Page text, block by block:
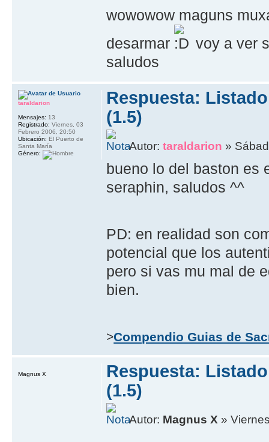
wowowow maguns
desarmar
voy a ver
saludos
Respuesta:
(1.5)
Autor:taraldarion »
bueno lo del baston es
seraphin, saludos ^^
PD: en realidad son
potencial que los
pero si vas mu mal de
bien.
>Compendio Guias de
taraldarion
Mensajes: 13
Registrado: Viernes, 03
Febrero 2006, 20:50
Ubicación: El Puerto de
Santa María
Género:
Respuesta:
(1.5)
Autor: Magnus X »
Magnus X